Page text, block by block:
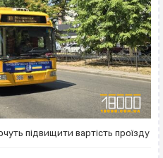
підвищити вартість проїзду